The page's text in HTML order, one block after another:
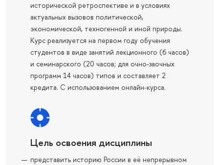
исторической ретроспективе и в условиях
актуальных вызовов политической,
экономической, техногенной и иной природы.
Курс реализуется на первом году обучения
студентов в виде занятий лекционного (6 часов)
и семинарского (20 часов; для очно-заочных
программ 14 часов) типов и составляет 2
кредита. С использованием онлайн-курса.
Цель освоения дисциплины
представить историю России в её непрерывном